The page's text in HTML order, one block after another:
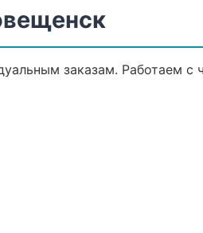
заказам. Работаем с